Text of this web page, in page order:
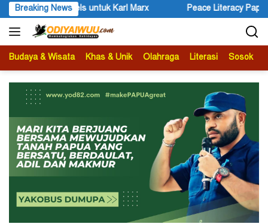
Langsung
ke
konten
Breaking News
Peace Literacy Papua Gelar Diskusi Bertajuk Pengalaman
Budaya & Wisata Khas & Unik Olahraga Literasi Sosok